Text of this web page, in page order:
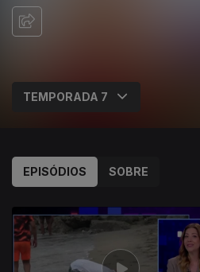
EPISÓDIOS SOBRE